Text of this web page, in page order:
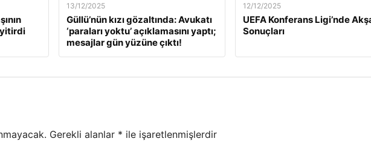
yitirdi
13/12/2025
Güllü’nün kızı gözaltında: Avukatı
‘paraları yoktu’ açıklamasını yaptı;
mesajlar gün yüzüne çıktı!
12/12/2025
UEFA Konferans Ligi’nde
Sonuçları
Gerekli alanlar * ile işaretlenmişlerdir